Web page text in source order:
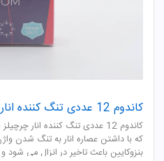
کاندوم 12 عددی تنگ کننده انار چرچیلز
کاندوم 12 عددی تنگ کننده انار
که با داشتن عصاره انار به تنگ شدن
بنزوکایین باعث تاخیر در انزال می